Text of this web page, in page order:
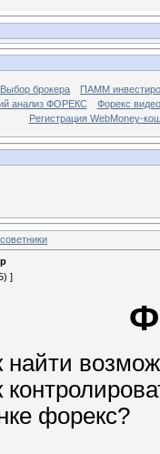
Выбор брокера ПАММ
анализ ФОРЕКС
Форекс
Регистрация WebMoney-
]
найти
форекс?